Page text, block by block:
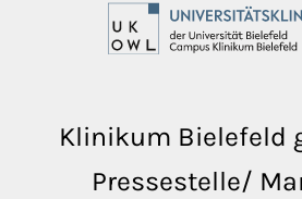
Klinikum Bielefeld
Pressestelle/